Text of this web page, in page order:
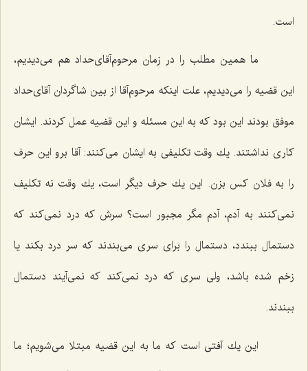
است.
ما همین مطلب را در زمان مرحوم‌آقای‌حداد هم می‌دیدیم،
این قضیه را می‌دیدیم، علت اینكه مرحوم‌آقا از بین شاگردان آقای‌حداد
موفق بودند این بود كه به این مسئله و این قضیه عمل كردند. ایشان
كاری نداشتند. یك وقت تكلیفی به ایشان می‌كنند: آقا برو این حرف
را به فلان كس بزن. این یك حرف دیگر است، یك وقت نه تكلیف
نمی‌كنند به آدم، آدم مگر مجبور است؟ سرش كه درد نمی‌كند كه
دستمال ببندد، دستمال را برای سری می‌بندند كه سر درد بكند یا
زخم شده باشد، ولی سری كه درد نمی‌كند كه نمی‌آیند دستمال
ببندند.
این یك آفتی است كه ما به این قضیه مبتلا می‌شویم؛ ما